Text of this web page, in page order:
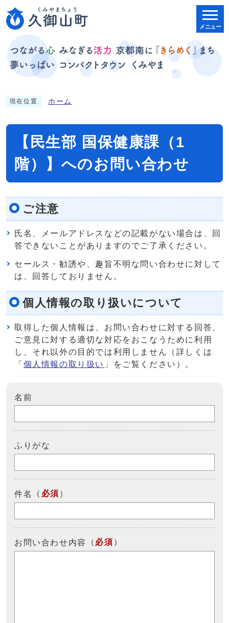
メニュー
現在位置 ホーム
【民生部 国保健康課（1
階）】へのお問い合わせ
ご注意
氏名、メールアドレスなどの記載がない場合は、回
答できないことがありますのでご了承ください。
セールス・勧誘や、趣旨不明な問い合わせに対して
は、回答しておりません。
個人情報の取り扱いについて
取得した個人情報は、お問い合わせに対する回答、
ご意見に対する適切な対応をおこなうために利用
し、それ以外の目的では利用しません（詳しくは
「 個人情報の取り扱い 」をご覧ください）。
名前
ふりがな
件名 （ 必須 ）
お問い合わせ内容 （ 必須 ）